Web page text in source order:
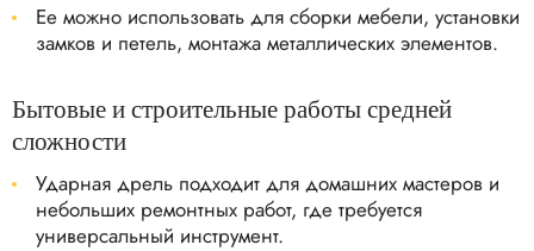
Ее можно использовать для сборки мебели, установки
замков и петель, монтажа металлических элементов.
Бытовые и строительные работы средней
сложности
Ударная дрель подходит для домашних мастеров и
небольших ремонтных работ, где требуется
универсальный инструмент.